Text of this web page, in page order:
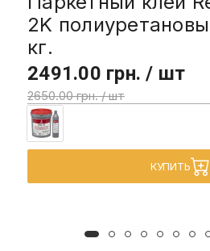
2K
кг.
2491.00 грн. / шт
2650.00 грн. / шт
КУПИТЬ